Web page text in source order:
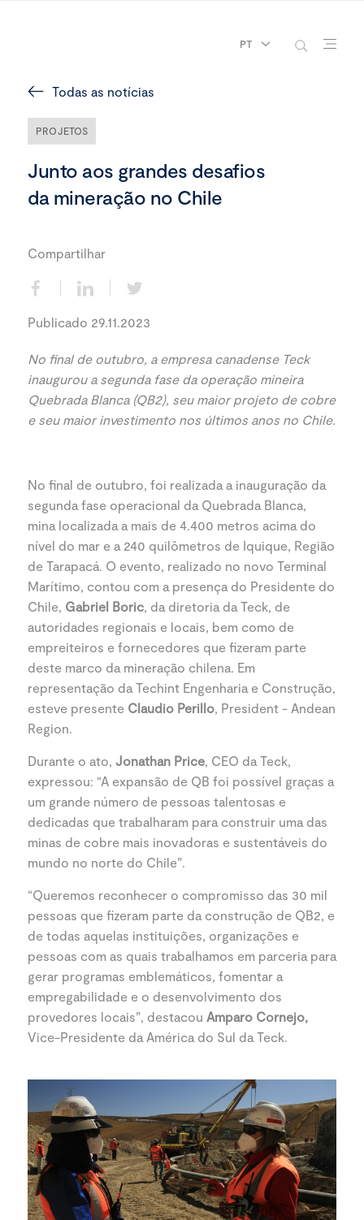
PT
Todas as notícias
PROJETOS
Junto aos grandes desafios
da mineração no Chile
Compartilhar
Publicado 29.11.2023
No final de outubro, a empresa canadense Teck
inaugurou a segunda fase da operação mineira
Quebrada Blanca (QB2), seu maior projeto de cobre
e seu maior investimento nos últimos anos no Chile.
No final de outubro, foi realizada a inauguração da
segunda fase operacional da Quebrada Blanca,
mina localizada a mais de 4.400 metros acima do
nível do mar e a 240 quilômetros de Iquique, Região
de Tarapacá. O evento, realizado no novo Terminal
Marítimo, contou com a presença do Presidente do
Chile, Gabriel Boric, da diretoria da Teck, de
autoridades regionais e locais, bem como de
empreiteiros e fornecedores que fizeram parte
deste marco da mineração chilena. Em
representação da Techint Engenharia e Construção,
esteve presente Claudio Perillo, President - Andean
Region.
Durante o ato, Jonathan Price, CEO da Teck,
expressou: “A expansão de QB foi possível graças a
um grande número de pessoas talentosas e
dedicadas que trabalharam para construir uma das
minas de cobre mais inovadoras e sustentáveis do
mundo no norte do Chile”.
“Queremos reconhecer o compromisso das 30 mil
pessoas que fizeram parte da construção de QB2, e
de todas aquelas instituições, organizações e
pessoas com as quais trabalhamos em parceria para
gerar programas emblemáticos, fomentar a
empregabilidade e o desenvolvimento dos
provedores locais”, destacou Amparo Cornejo,
Vice-Presidente da América do Sul da Teck.